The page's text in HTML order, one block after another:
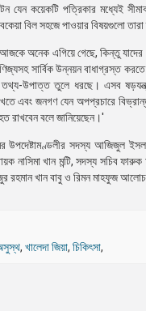
যেন কয়েকটি পত্রিকার মধ্যেই
বিল সহজে পাওয়ার বিষয়গুলো
আজকে অনেক এগিয়ে গেছে, কিন্তু
সার্বিক উন্নয়ন বাধাগ্রস্ত করতে
তথ্য-উপাত্ত তুলে ধরছে। এসব
এবং জনগণ যেন অপপ্রচারে
রাখবেন বলে জানিয়েছেন।'
উপদেষ্টামণ্ডলীর সদস্য আজিজুল
নাসিমা খান মন্টি, সদস্য সচিব
রহমান খান বাবু ও রিমন মাহফুজ
, খালেদা জিয়া, চিকিৎসা,